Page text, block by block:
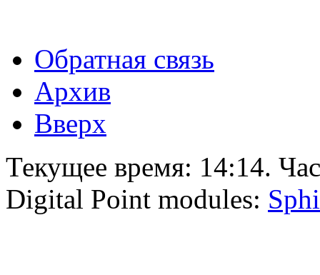
Обратная связь
Архив
Вверх
Текущее время: 14:14.
Digital Point modules: